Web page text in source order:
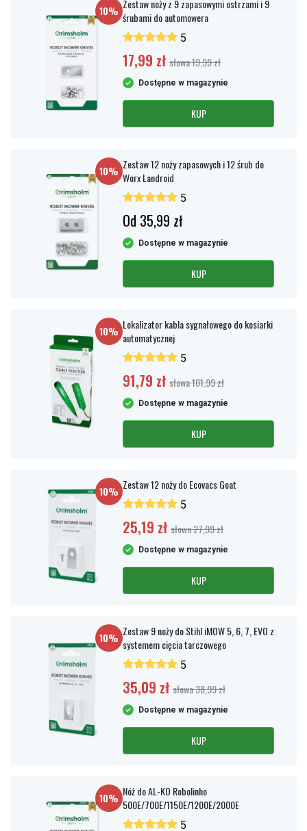
10% Zestaw noży z 9 zapasowymi ostrzami i 9
śrubami do automowera
5
17,99 zł słowa 19,99 zł
Dostępne w magazynie
KUP
10% Zestaw 12 noży zapasowych i 12 śrub do
Worx Landroid
5
Od 35,99 zł
Dostępne w magazynie
KUP
10% Lokalizator kabla sygnałowego do kosiarki
automatycznej
5
91,79 zł słowa 101,99 zł
Dostępne w magazynie
KUP
10% Zestaw 12 noży do Ecovacs Goat
5
25,19 zł słowa 27,99 zł
Dostępne w magazynie
KUP
10% Zestaw 9 noży do Stihl iMOW 5, 6, 7, EVO z
systemem cięcia tarczowego
5
35,09 zł słowa 38,99 zł
Dostępne w magazynie
KUP
10% Nóż do AL-KO Robolinho
500E/700E/1150E/1200E/2000E
5